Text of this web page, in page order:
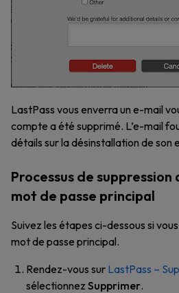
LastPass vous enverra un e-mail
compte a été supprimé. L’e-mail
détails sur la désinstallation de son
Processus de suppression
mot de passe principal
Suivez les étapes ci-dessous si
mot de passe principal.
Rendez-vous sur LastPass –
sélectionnez Supprimer.